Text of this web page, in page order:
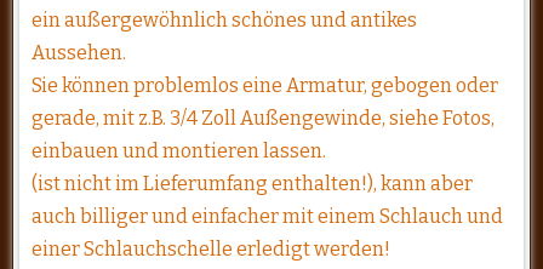
ein außergewöhnlich schönes und antikes
Aussehen.
Sie können problemlos eine Armatur, gebogen oder
gerade, mit z.B. 3/4 Zoll Außengewinde, siehe Fotos,
einbauen und montieren lassen.
(ist nicht im Lieferumfang enthalten!), kann aber
auch billiger und einfacher mit einem Schlauch und
einer Schlauchschelle erledigt werden!